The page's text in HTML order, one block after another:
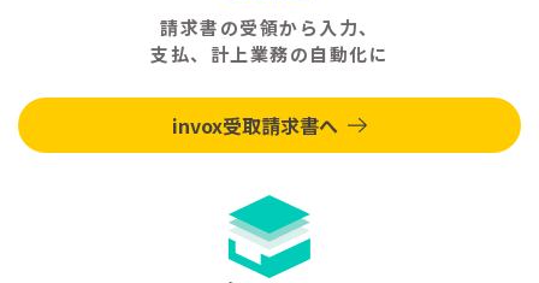
請求書の受領から入力、
支払、計上業務の自動化に
invox受取請求書へ